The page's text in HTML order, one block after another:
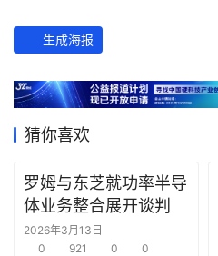
深
度
产
经
数
研
选
生成海报
猜你喜欢
罗姆与东芝就功率半导
体业务整合展开谈判
2026年3月13日
0
921 0 0